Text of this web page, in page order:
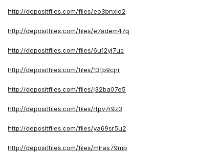
http://depositfiles.com/files/eo3bnxld2
http://depositfiles.com/files/e7adem47q
http://depositfiles.com/files/6u12yj7uc
http://depositfiles.com/files/13fp9cjrr
http://depositfiles.com/files/j32ba07e5
http://depositfiles.com/files/rtpv7r9z3
http://depositfiles.com/files/ya69sr5u2
http://depositfiles.com/files/mlras79mp